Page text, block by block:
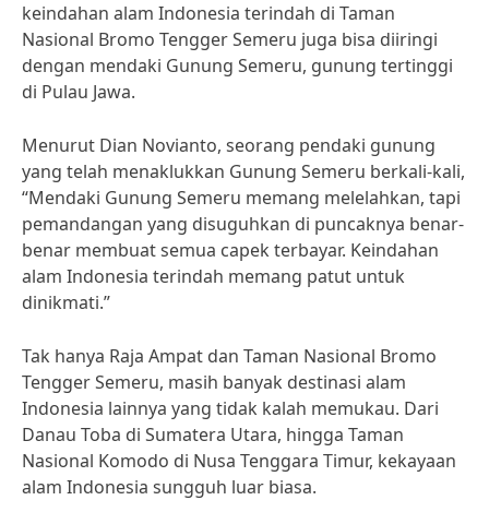
keindahan alam Indonesia terindah di Taman
Nasional Bromo Tengger Semeru juga bisa diiringi
dengan mendaki Gunung Semeru, gunung tertinggi
di Pulau Jawa.
Menurut Dian Novianto, seorang pendaki gunung
yang telah menaklukkan Gunung Semeru berkali-kali,
“Mendaki Gunung Semeru memang melelahkan, tapi
pemandangan yang disuguhkan di puncaknya benar-
benar membuat semua capek terbayar. Keindahan
alam Indonesia terindah memang patut untuk
dinikmati.”
Tak hanya Raja Ampat dan Taman Nasional Bromo
Tengger Semeru, masih banyak destinasi alam
Indonesia lainnya yang tidak kalah memukau. Dari
Danau Toba di Sumatera Utara, hingga Taman
Nasional Komodo di Nusa Tenggara Timur, kekayaan
alam Indonesia sungguh luar biasa.